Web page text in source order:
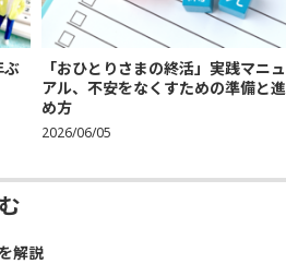
ぶ
「おひとりさまの終活」実践マニュ
アル、不安をなくすための準備と進
め方
2026/06/05
解説